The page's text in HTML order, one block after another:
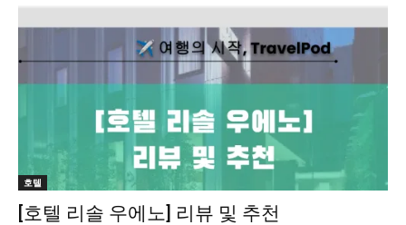
호텔
[호텔 리솔 우에노] 리뷰 및 추천